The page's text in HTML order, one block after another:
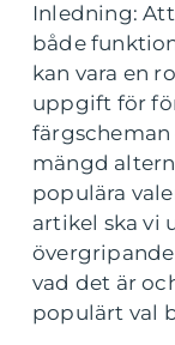
Inledning:
både
kan vara en
uppgift för
färgscheman
mängd
populära
artikel ska vi
vad det är
populärt val